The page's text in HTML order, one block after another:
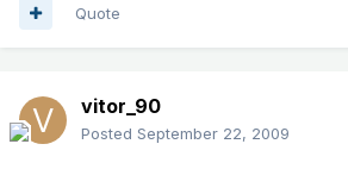
Quote
vitor_90
Posted September 22, 2009